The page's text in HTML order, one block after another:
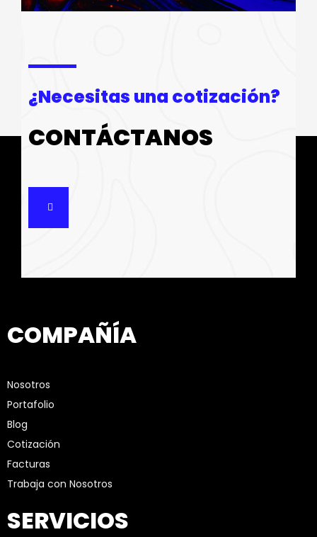
¿Necesitas una cotización?
CONTÁCTANOS
COMPAÑÍA
Nosotros
Portafolio
Blog
Cotización
Facturas
Trabaja con Nosotros
SERVICIOS